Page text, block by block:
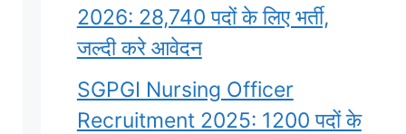
2026: 28,740 पदों के लिए भर्ती,
जल्दी करे आवेदन
SGPGI Nursing Officer
Recruitment 2025: 1200 पदों के